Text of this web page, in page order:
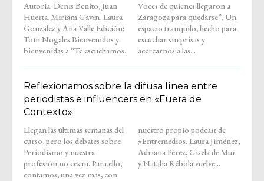
Autoría: Denis Benito, Juan
Huerta, Miriam Gavín, Laura
González y Ana Valle Edición:
Toñi Nogales Bienvenidos y
bienvenidas a “Te escuchamos.
Voces de quienes llegaron a
Zaragoza para quedarse”. Un
espacio tranquilo, hecho para
escuchar sin prisas y
acercarnos a las...
Reflexionamos sobre la difusa línea entre
periodistas e influencers en «Fuera de
Contexto»
Llegan las últimas semanas del
curso, pero los debates sobre
Periodismo y nuestra
profesión no cesan. Para ello,
contamos, una vez más, con
nuestro propio podcast de
#Entremedios. Laura Jiménez,
Adriana Pérez, Gisela de Mur
y Natalia Rébola vuelve...